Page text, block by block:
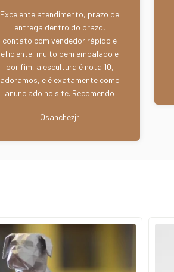
Excelente atendimento, prazo de
entrega dentro do prazo,
contato com vendedor rápido e
eficiente, muito bem embalado e
por fim, a escultura é nota 10,
adoramos, e é exatamente como
anunciado no site. Recomendo
vendedores. Abs.
Osanchezjr